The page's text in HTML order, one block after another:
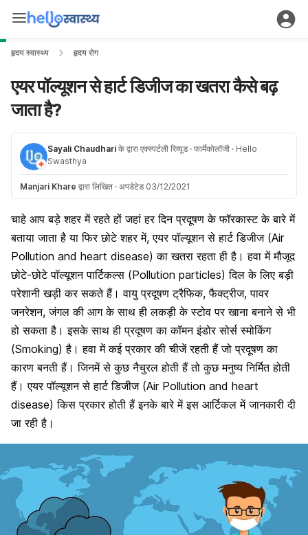
हृदय स्वास्थ्य हृदय रोग
एयर पॉल्यूशन से हार्ट डिजीज का खतरा कैसे बढ़
जाता है?
Sayali Chaudhari के द्वारा एक्स्पर्टली रिव्यूड · फार्मेकोलॉजी · Hello
Swasthya
Manjari Khare द्वारा लिखित · अपडेटेड 03/12/2021
चाहे आप बड़े शहर में रहते हों जहां हर दिन प्रदूषण के फॉरकास्ट के बारे में
बताया जाता है या फिर छोटे शहर में, एयर पॉल्यूशन से हार्ट डिजीज (Air
Pollution and heart disease) का खतरा रहता ही है। हवा में मौजूद
छोटे-छोटे पॉल्यूशन पार्टिकल्स (Pollution particles) दिल के लिए बड़ी
परेशानी खड़ी कर सकते हैं। वायु प्रदूषण ट्रैफिक, फैक्ट्रीज, पावर
जनरेशन, जंगल की आग के साथ ही लकड़ी के स्टोव पर खाना बनाने से भी
हो सकता है। इसके साथ ही प्रदूषण का कॉमन इंडोर सोर्स स्मोकिंग
(Smoking) है। हवा में कई प्रकार की चीजें रहती हैं जो प्रदूषण का
कारण बनती हैं। जिनमें से कुछ नैचुरल होती हैं तो कुछ मनुष्य निर्मित होती
हैं। एयर पॉल्यूशन से हार्ट डिजीज (Air Pollution and heart
disease) किस प्रकार होती हैं इनके बारे में इस आर्टिकल में जानकारी दी
जा रही है।